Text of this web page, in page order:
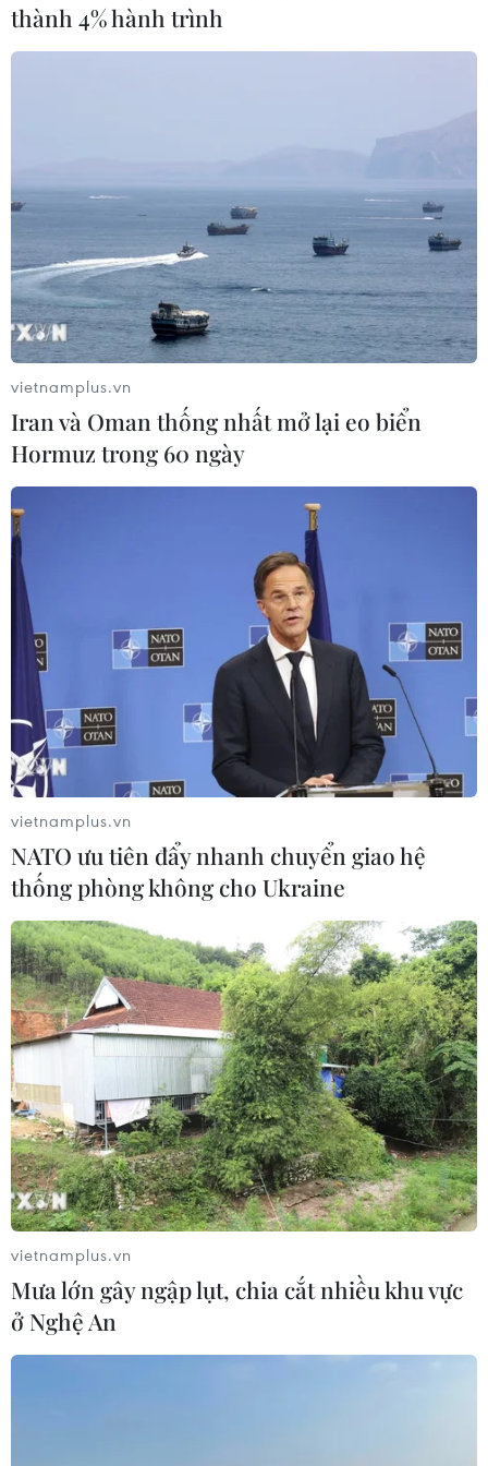
2016./.
#Truyền hình #Vladimir Putin
#NATO
#Giải trừ hạt nhân
#Chạy đua vũ trang
#tin tức 24h
#tin tức thời sự
#tin tức hot
#an ninh nghệ an
#thời sự hôm nay
#bản tin thời sự
#tội phạm
#truy nã
#tội phạm hình sự
#hình sự #công an
#vụ án
#phạm pháp
#pháp luật #pháp đình
#xã hội
#an ninh xã hội
#chính trị #VietnamPlus
#Vietnam
#Plus
Mỹ Nga
TIN LIÊN QUAN
thành 4% hành trình
vietnamplus.vn
Iran và Oman thống nhất mở lại eo biển
Hormuz trong 60 ngày
vietnamplus.vn
NATO ưu tiên đẩy nhanh chuyển giao hệ
thống phòng không cho Ukraine
vietnamplus.vn
Mưa lớn gây ngập lụt, chia cắt nhiều khu vực
ở Nghệ An